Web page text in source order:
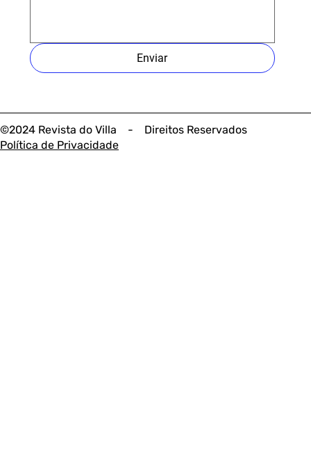
©2024 Revista do Villa - Direitos Reservados
Política de Privacidade
Enviar